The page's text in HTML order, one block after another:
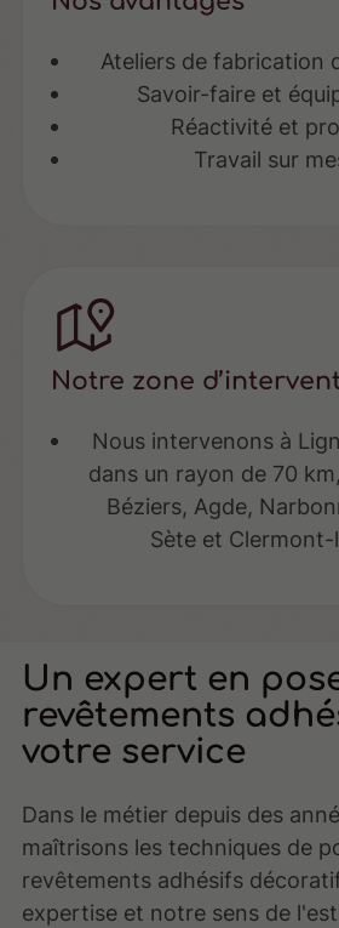
Ateliers de fabrication
Savoir-faire et
Réactivité et
Travail sur
Notre zone
Nous intervenons à
dans un rayon de 70
Béziers, Agde,
Sète et Clermont-
Un expert en
revêtements
votre service
Dans le métier depuis des
maîtrisons les techniques de
revêtements adhésifs
expertise et notre sens de